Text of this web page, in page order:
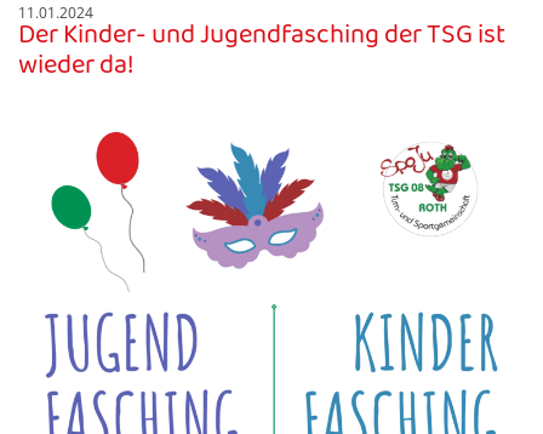
11.01.2024
Der Kinder- und Jugendfasching der TSG ist
wieder da!